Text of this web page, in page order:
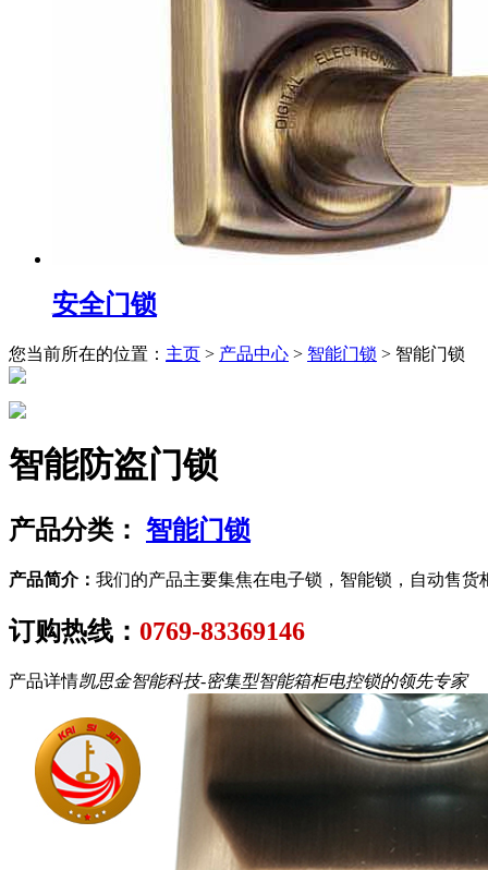
安全门锁
您当前所在的位置： 主页 > 产品中心 > 智能门锁 > 智能门锁
智能防盗门锁
产品分类： 智能门锁
产品简介： 我们的产品主要集焦在电子锁，智能锁，自动售
订购热线： 0769-83369146
产品详情凯思金智能科技-密集型智能箱柜电控锁的领先专家